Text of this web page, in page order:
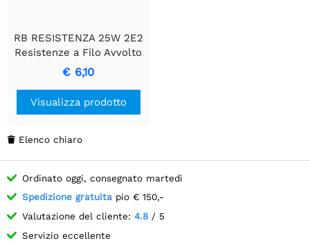
RB RESISTENZA 25W 2E2
Resistenze a Filo Avvolto
con Alta Dissipazione di
Potenza
€ 6,10
Visualizza prodotto
 Elenco chiaro
Ordinato oggi, consegnato martedì
Spedizione gratuita pio € 150,-
Valutazione del cliente: 4.8 / 5
Servizio eccellente